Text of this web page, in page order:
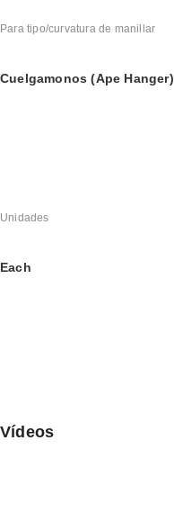
Para tipo/curvatura de manillar
Cuelgamonos (Ape Hanger)
Unidades
Each
Vídeos